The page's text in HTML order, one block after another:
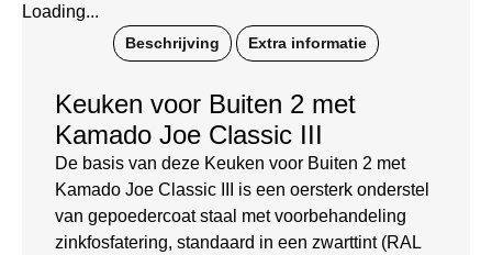
Loading...
Beschrijving Extra informatie
Keuken voor Buiten 2 met
Kamado Joe Classic III
De basis van deze Keuken voor Buiten 2 met
Kamado Joe Classic III is een oersterk onderstel
van gepoedercoat staal met voorbehandeling
zinkfosfatering, standaard in een zwarttint (RAL